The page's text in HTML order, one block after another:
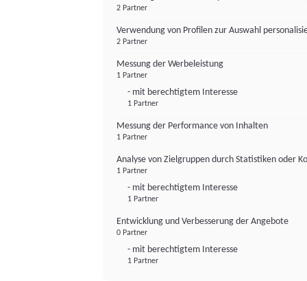
2 Partner
Verwendung von Profilen zur Auswahl
2 Partner
Messung der Werbeleistung
1 Partner
- mit berechtigtem Interesse
1 Partner
Messung der Performance von Inhalten
1 Partner
Analyse von Zielgruppen durch Statistiken oder
1 Partner
- mit berechtigtem Interesse
1 Partner
Entwicklung und Verbesserung der Angebote
0 Partner
- mit berechtigtem Interesse
1 Partner